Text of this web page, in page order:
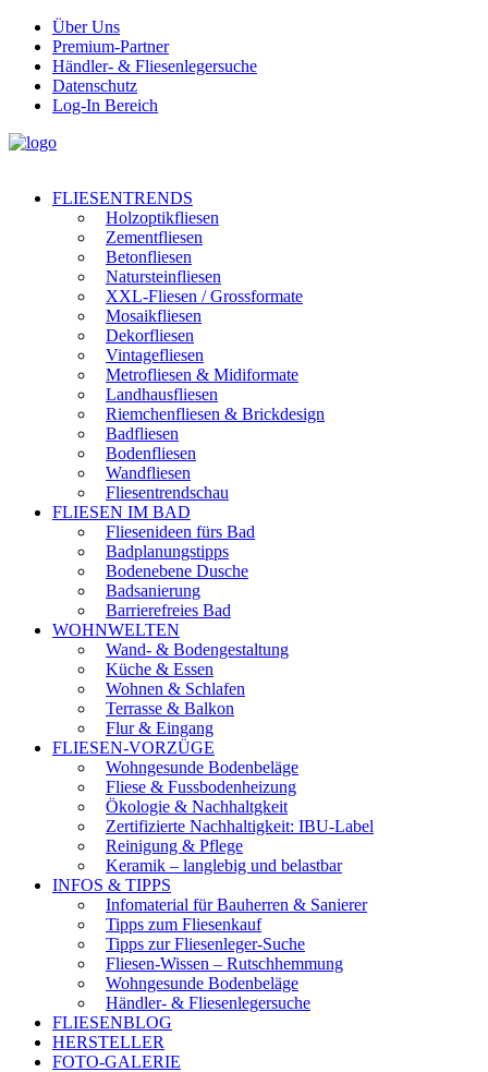
Über Uns
Premium-Partner
Händler- & Fliesenlegersuche
Datenschutz
Log-In Bereich
FLIESENTRENDS
Holzoptikfliesen
Zementfliesen
Betonfliesen
Natursteinfliesen
XXL-Fliesen / Grossformate
Mosaikfliesen
Dekorfliesen
Vintagefliesen
Metrofliesen & Midiformate
Landhausfliesen
Riemchenfliesen & Brickdesign
Badfliesen
Bodenfliesen
Wandfliesen
Fliesentrendschau
FLIESEN IM BAD
Fliesenideen fürs Bad
Badplanungstipps
Bodenebene Dusche
Badsanierung
Barrierefreies Bad
WOHNWELTEN
Wand- & Bodengestaltung
Küche & Essen
Wohnen & Schlafen
Terrasse & Balkon
Flur & Eingang
FLIESEN-VORZÜGE
Wohngesunde Bodenbeläge
Fliese & Fussbodenheizung
Ökologie & Nachhaltgkeit
Zertifizierte Nachhaltigkeit: IBU-Label
Reinigung & Pflege
Keramik – langlebig und belastbar
INFOS & TIPPS
Infomaterial für Bauherren & Sanierer
Tipps zum Fliesenkauf
Tipps zur Fliesenleger-Suche
Fliesen-Wissen – Rutschhemmung
Wohngesunde Bodenbeläge
Händler- & Fliesenlegersuche
FLIESENBLOG
HERSTELLER
FOTO-GALERIE